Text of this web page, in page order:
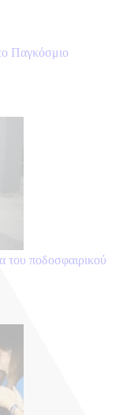
Παγκόσμιο
του ποδοσφαιρικού